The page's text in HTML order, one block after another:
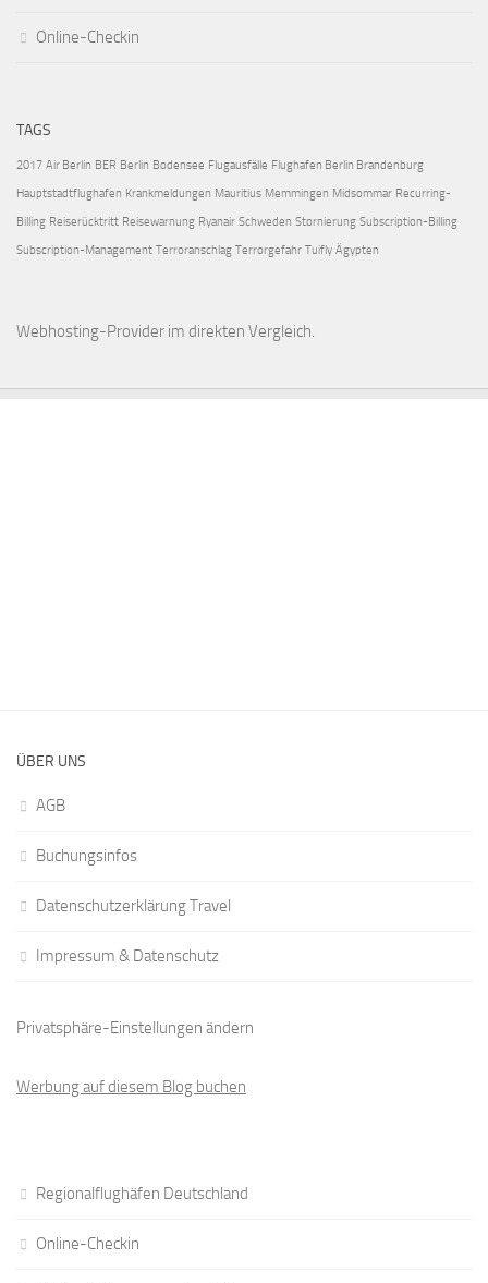
Online-Checkin
TAGS
2017 Air Berlin BER Berlin Bodensee Flugausfälle Flughafen Berlin Brandenburg
Hauptstadtflughafen Krankmeldungen Mauritius Memmingen Midsommar Recurring-
Billing Reiserücktritt Reisewarnung Ryanair Schweden Stornierung Subscription-Billing
Subscription-Management Terroranschlag Terrorgefahr Tuifly Ägypten
Webhosting-Provider im direkten Vergleich.
ÜBER UNS
AGB
Buchungsinfos
Datenschutzerklärung Travel
Impressum & Datenschutz
Privatsphäre-Einstellungen ändern
Werbung auf diesem Blog buchen
Regionalflughäfen Deutschland
Online-Checkin